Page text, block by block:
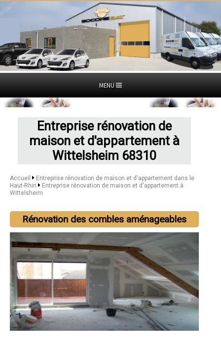
MENU
Entreprise rénovation de
maison et d'appartement à
Wittelsheim 68310
Accueil
Entreprise rénovation de maison et d'appartement dans le
Haut-Rhin
Entreprise rénovation de maison et d'appartement à
Wittelsheim
Rénovation des combles aménageables